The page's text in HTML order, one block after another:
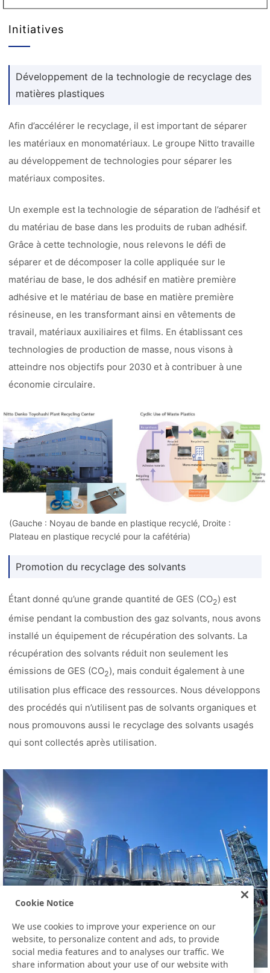
Initiatives
Développement de la technologie de recyclage des
matières plastiques
Afin d’accélérer le recyclage, il est important de séparer
les matériaux en monomatériaux. Le groupe Nitto travaille
au développement de technologies pour séparer les
matériaux composites.
Un exemple est la technologie de séparation de l’adhésif et
du matériau de base dans les produits de ruban adhésif.
Grâce à cette technologie, nous relevons le défi de
séparer et de décomposer la colle appliquée sur le
matériau de base, le dos adhésif en matière première
adhésive et le matériau de base en matière première
résineuse, en les transformant ainsi en vêtements de
travail, matériaux auxiliaires et films. En établissant ces
technologies de production de masse, nous visons à
atteindre nos objectifs pour 2030 et à contribuer à une
économie circulaire.
(Gauche : Noyau de bande en plastique recyclé, Droite :
Plateau en plastique recyclé pour la cafétéria)
Promotion du recyclage des solvants
Étant donné qu’une grande quantité de GES (CO2) est
émise pendant la combustion des gaz solvants, nous avons
installé un équipement de récupération des solvants. La
récupération des solvants réduit non seulement les
émissions de GES (CO2), mais conduit également à une
utilisation plus efficace des ressources. Nous développons
des procédés qui n’utilisent pas de solvants organiques et
nous promouvons aussi le recyclage des solvants usagés
qui sont collectés après utilisation.
Cookie Notice
We use cookies to improve your experience on our
website, to personalize content and ads, to provide
social media features and to analyses our traffic. We
share information about your use of our website with